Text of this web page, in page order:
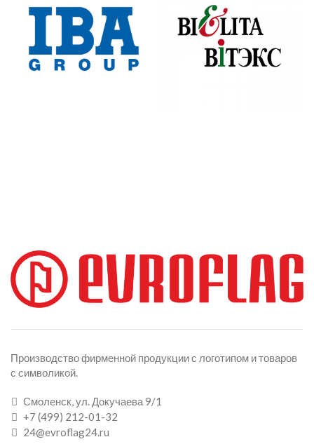
Производство фирменной продукции с логотипом и товаров
с символикой.
Смоленск, ул. Докучаева 9/1
+7 (499) 212-01-32
24@evroflag24.ru